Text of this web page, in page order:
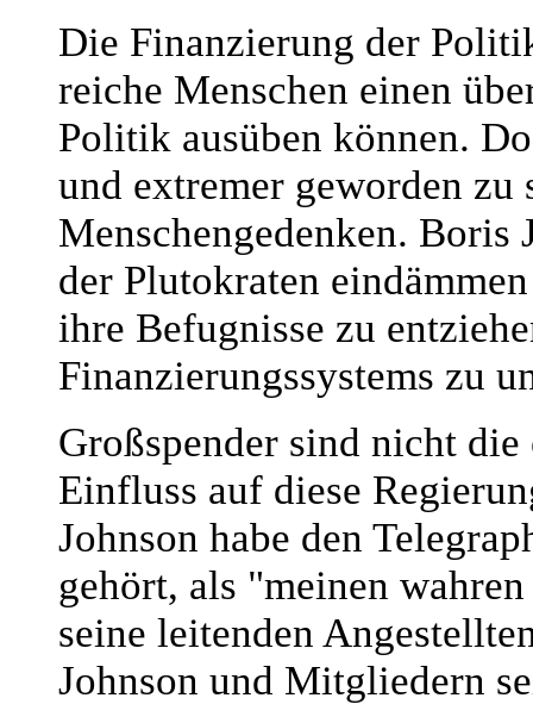
Die Finanzierung der
reiche Menschen einen
Politik ausüben können.
und extremer geworden
Menschengedenken.
der Plutokraten
ihre Befugnisse zu
Finanzierungssystems zu
Großspender sind nicht
Einfluss auf diese
Johnson habe den
gehört, als "meinen
seine leitenden
Johnson und Mitgliedern